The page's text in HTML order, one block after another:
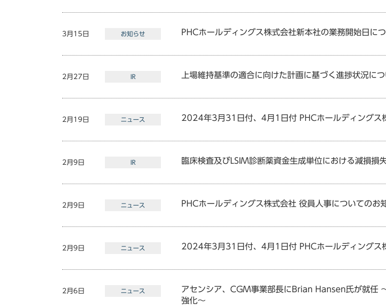
3月15日 お知らせ PHCホールディングス株式会社新本社の業務開始日に
2月27日 IR 上場維持基準の適合に向けた計画に基づく進捗状況に
2月19日 ニュース 2024年3月31日付、4月1日付 PHCホールディングス
2月9日 IR 臨床検査及びLSIM診断薬資金生成単位における減損損
2月9日 ニュース PHCホールディングス株式会社 役員人事についての
2月9日 ニュース 2024年3月31日付、4月1日付 PHCホールディングス
2月6日 ニュース
アセンシア、CGM事業部長にBrian Hansen氏が就任
強化～